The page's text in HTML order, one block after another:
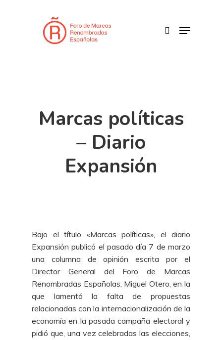
Menu
Marcas políticas
– Diario
Expansión
Bajo el título «Marcas políticas», el diario
Expansión publicó el pasado día 7 de marzo
una columna de opinión escrita por el
Director General del Foro de Marcas
Renombradas Españolas, Miguel Otero, en la
que lamentó la falta de propuestas
relacionadas con la internacionalización de la
economía en la pasada campaña electoral y
pidió que, una vez celebradas las elecciones,